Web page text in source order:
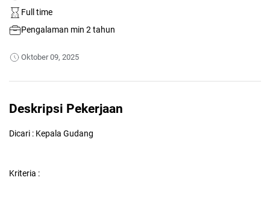
Full time
Pengalaman min 2 tahun
Oktober 09, 2025
Deskripsi Pekerjaan
Dicari : Kepala Gudang
Kriteria :